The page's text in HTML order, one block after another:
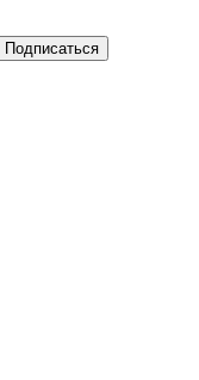
Подписаться